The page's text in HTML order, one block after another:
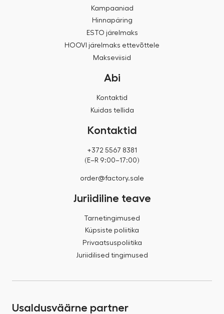
Kampaaniad
Hinnapäring
ESTO järelmaks
HOOVI järelmaks ettevõttele
Makseviisid
Abi
Kontaktid
Kuidas tellida
Kontaktid
+372 5567 8381
(E–R 9:00–17:00)
order@factory.sale
Juriidiline teave
Tarnetingimused
Küpsiste poliitika
Privaatsuspoliitika
Juriidilised tingimused
Usaldusväärne partner